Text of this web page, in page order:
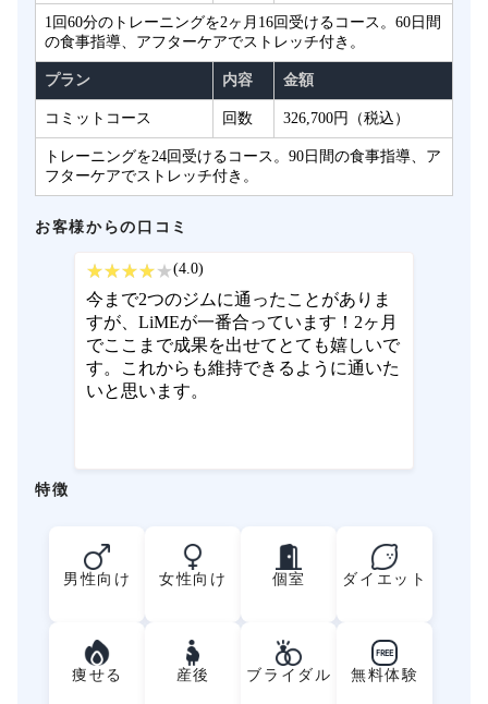
1回60分のトレーニングを2ヶ月16回受けるコース。60日間
の食事指導、アフターケアでストレッチ付き。
プラン 内容 金額
コミットコース 回数 326,700円（税込）
トレーニングを24回受けるコース。90日間の食事指導、ア
フターケアでストレッチ付き。
お客様からの口コミ
(4.0)
今まで2つのジムに通ったことがありま
すが、LiMEが一番合っています！2ヶ月
でここまで成果を出せてとても嬉しいで
す。これからも維持できるように通いた
いと思います。
特徴
男性向け 女性向け 個室 ダイエット
痩せる 産後 ブライダル
FREE
無料体験